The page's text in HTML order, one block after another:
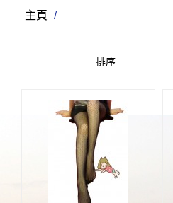
購物車
主頁 /